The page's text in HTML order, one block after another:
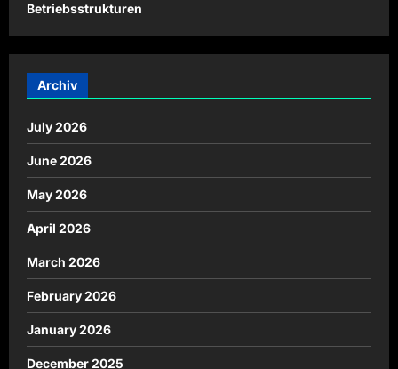
Betriebsstrukturen
Archiv
July 2026
June 2026
May 2026
April 2026
March 2026
February 2026
January 2026
December 2025